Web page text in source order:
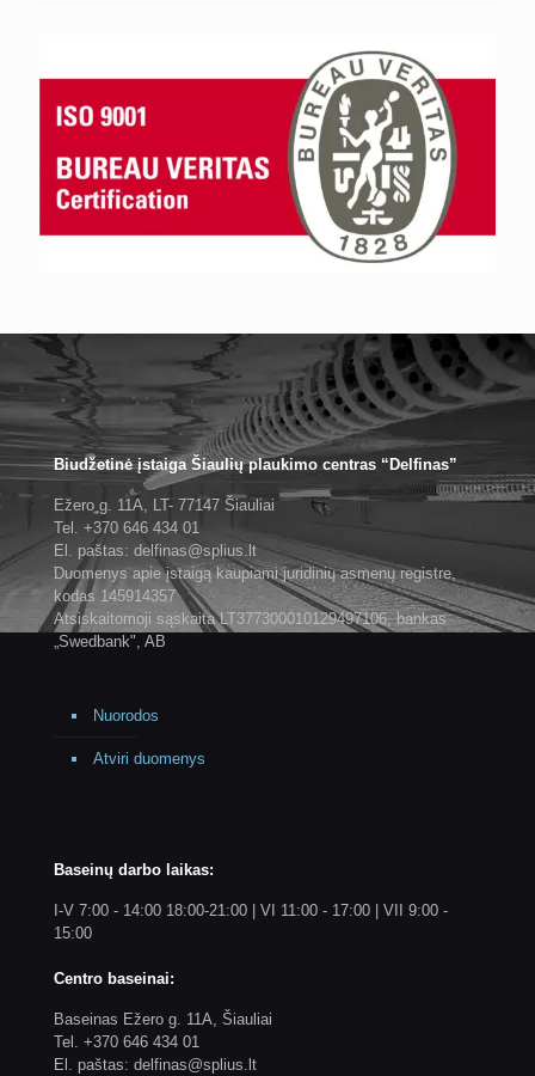
Biudžetinė įstaiga Šiaulių plaukimo centras “Delfinas”
Ežero g. 11A, LT- 77147 Šiauliai
Tel. +370 646 434 01
El. paštas: delfinas@splius.lt
Duomenys apie įstaigą kaupiami juridinių asmenų registre,
kodas 145914357
Atsiskaitomoji sąskaita LT377300010129497106, bankas
„Swedbank", AB
Nuorodos
Atviri duomenys
Baseinų darbo laikas:
I-V 7:00 - 14:00 18:00-21:00 | VI 11:00 - 17:00 | VII 9:00 -
15:00
Centro baseinai:
Baseinas Ežero g. 11A, Šiauliai
Tel. +370 646 434 01
El. paštas: delfinas@splius.lt